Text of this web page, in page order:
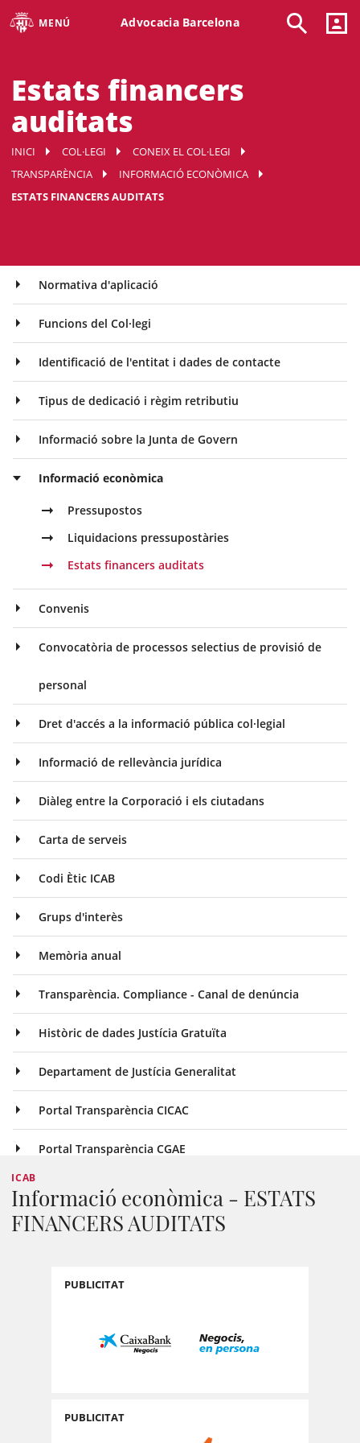
MENÚ Advocacia Barcelona
Estats financers
auditats
INICI COL·LEGI
CONEIX EL COL·LEGI
TRANSPARÈNCIA
INFORMACIÓ ECONÒMICA
ESTATS FINANCERS AUDITATS
Normativa d'aplicació
Funcions del Col·legi
Identificació de l'entitat i dades de contacte
Tipus de dedicació i règim retributiu
Informació sobre la Junta de Govern
Informació econòmica
Pressupostos
Liquidacions pressupostàries
Estats financers auditats
Convenis
Convocatòria de processos selectius de provisió de
personal
Dret d'accés a la informació pública col·legial
Informació de rellevància jurídica
Diàleg entre la Corporació i els ciutadans
Carta de serveis
Codi Ètic ICAB
Grups d'interès
Memòria anual
Transparència. Compliance - Canal de denúncia
Històric de dades Justícia Gratuïta
Departament de Justícia Generalitat
Portal Transparència CICAC
Portal Transparència CGAE
ICAB
Informació econòmica - ESTATS
FINANCERS AUDITATS
PUBLICITAT
PUBLICITAT